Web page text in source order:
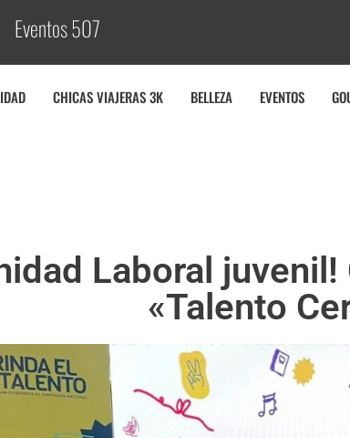
Eventos 507C
CHICAS VIAJERAS 3K BELLEZA EVENTOS
Laboral
«Talento